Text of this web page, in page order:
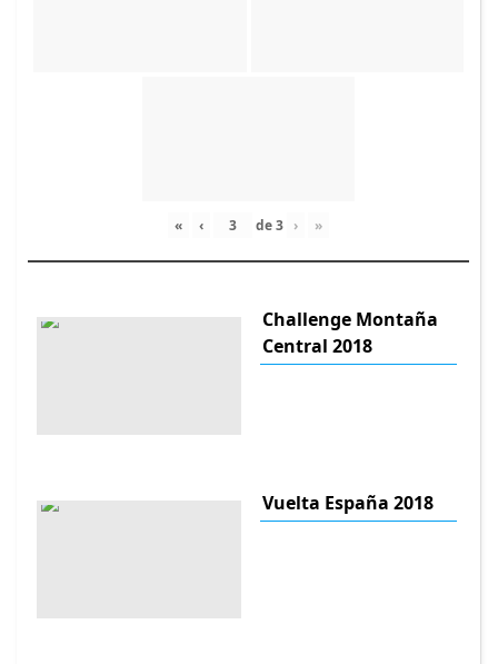
« ‹ de3 › »
Challenge Montaña
Central 2018
Vuelta España 2018